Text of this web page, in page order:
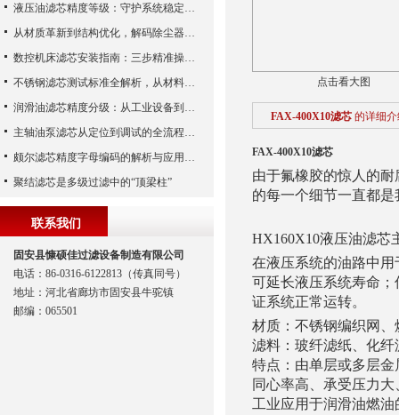
点击看大图
FAX-400X10滤芯 的详细
FAX-400X10滤芯
由于氟橡胶的惊人的
的每一个细节一直都
HX160X10液压油滤芯
在液压系统的油路中
可延长液压系统寿命
证系统正常运转。
材质：不锈钢编织网
滤料：玻纤滤纸、化
特点：由单层或多层
同心率高、承受压力
工业应用于润滑油燃
液压油滤芯精度等级：守护系统稳定与寿命的“微米标尺”
从材质革新到结构优化，解码除尘器滤芯性能跃升的核心逻辑
数控机床滤芯安装指南：三步精准操作，杜绝设备“亚健康”
不锈钢滤芯测试标准全解析，从材料性能到应用场景的严苛验证
润滑油滤芯精度分级：从工业设备到精密系统的过滤密码
主轴油泵滤芯从定位到调试的全流程解析
颇尔滤芯精度字母编码的解析与应用指南
聚结滤芯是多级过滤中的“顶梁柱”
联系我们
固安县慷硕佳过滤设备制造有限公司
电话：86-0316-6122813（传真同号）
地址：河北省廊坊市固安县牛驼镇
邮编：065501